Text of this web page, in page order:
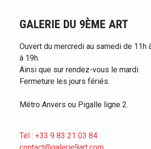
GALERIE DU 9ÈME ART
Ouvert du mercredi au samedi de 11h
à 19h.
Ainsi que sur rendez-vous le mardi.
Fermeture les jours fériés.
Métro Anvers ou Pigalle ligne 2.
Tél : +33 9 83 21 03 84